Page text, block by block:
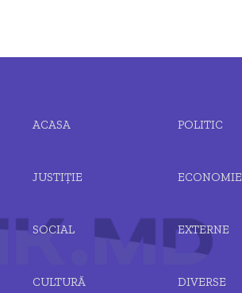
ACASA POLITIC
JUSTIȚIE ECONOMIE
SOCIAL EXTERNE
CULTURĂ DIVERSE